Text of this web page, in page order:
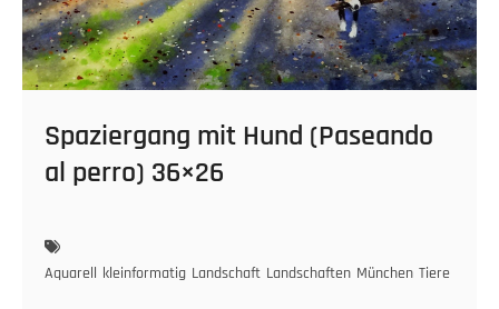
Spaziergang mit Hund (Paseando
al perro) 36×26
Aquarell kleinformatig Landschaft Landschaften München Tiere